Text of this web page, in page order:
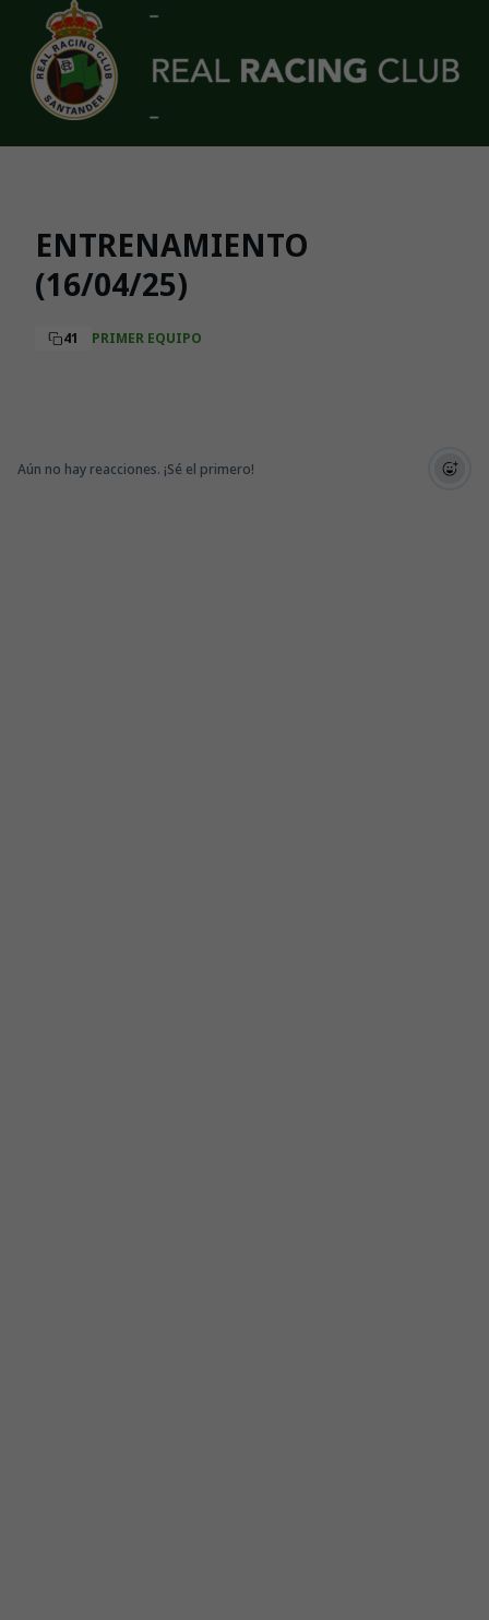
Skip to main content
ENTRENAMIENTO
(16/04/25)
41 PRIMER EQUIPO
Aún no hay reacciones. ¡Sé el primero!